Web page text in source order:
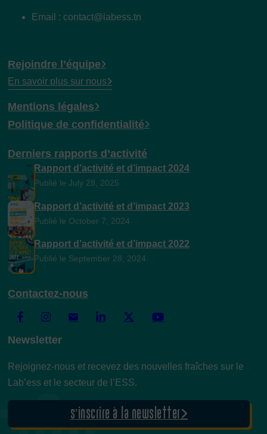
Email : contact@labess.tn
Rejoindre l’équipe
En savoir plus sur nous
Mentions légales
Politique de confidentialité
Derniers rapports d’activité
Rapport d’activité et d’impact 2024
Publié le July 28, 2025
Rapport d’activité et d’impact 2023
Publié le October 7, 2024
Rapport d’activité et d’impact 2022
Publié le September 28, 2024
Contactez-nous
Newsletter
Rejoignez-nous et recevez des nouvelles fraîches sur le
Lab’ess et le secteur de l’ESS.
S’inscrire à la newsletter